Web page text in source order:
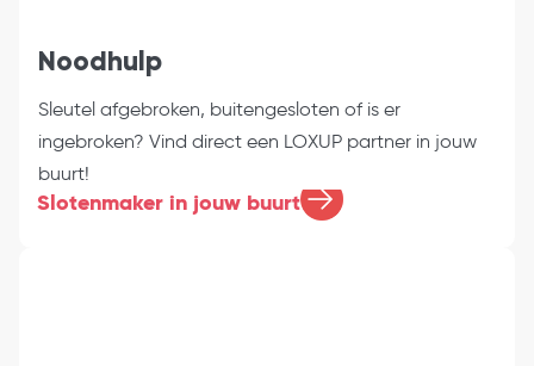
Noodhulp
Sleutel afgebroken, buitengesloten of is er
ingebroken? Vind direct een LOXUP partner in jouw
buurt!
Slotenmaker in jouw buurt